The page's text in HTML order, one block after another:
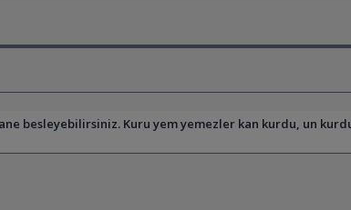
besleyebilirsiniz. Kuru yem yemezler kan kurdu, un